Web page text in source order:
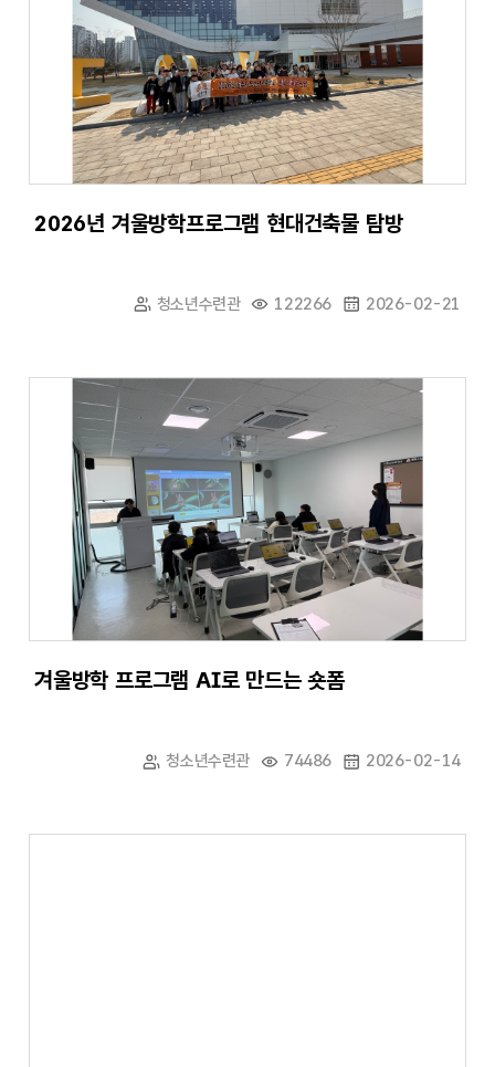
2026년 겨울방학프로그램 현대건축물 탐방
청소년수련관 122266 2026-02-21
겨울방학 프로그램 AI로 만드는 숏폼
청소년수련관 74486 2026-02-14